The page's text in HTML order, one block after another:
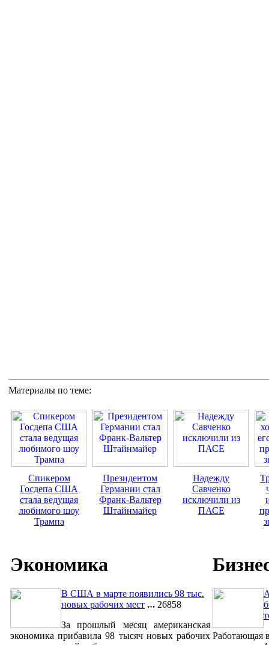
Материалы по теме:
Спикером
Госдепа США
стала ведущая
любимого шоу
Трампа
Президентом
Германии стал
Франк-Вальтер
Штайнмайер
Надежду
Савченко
исключили из
ПАСЕ
Экономика
В США в марте появились 98 тыс.
новых рабочих мест
26858
За прошлый месяц американская
экономика прибавила 98 тысяч новых рабочих Работающая